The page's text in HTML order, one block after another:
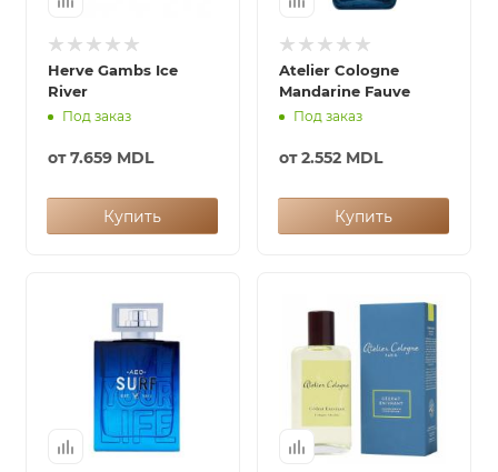
Herve Gambs Ice
River
Под заказ
от7.659 MDL
Купить
Atelier Cologne
Mandarine Fauve
Под заказ
от2.552 MDL
Купить